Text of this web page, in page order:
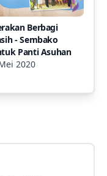
Berbagi
- Sembako
Panti Asuhan
2020